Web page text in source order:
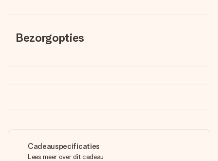
Bezorgopties
Cadeauspecificaties
Lees meer over dit cadeau